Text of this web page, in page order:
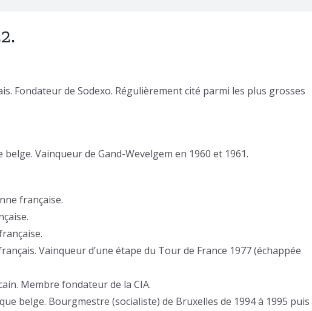
Fondateur de Sodexo. Régulièrement cité parmi les plus grosses
Vainqueur de Gand-Wevelgem en 1960 et 1961.
française.
Vainqueur d’une étape du Tour de France 1977 (échappée
Membre fondateur de la CIA.
belge. Bourgmestre (socialiste) de Bruxelles de 1994 à 1995 puis